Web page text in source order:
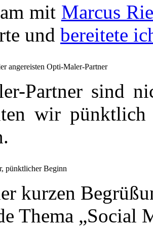
mit Marcus
und bereitete
angereisten Opti-Maler-Partner
Partner sind
wir
pünktlicher Beginn
kurzen
Thema „Social